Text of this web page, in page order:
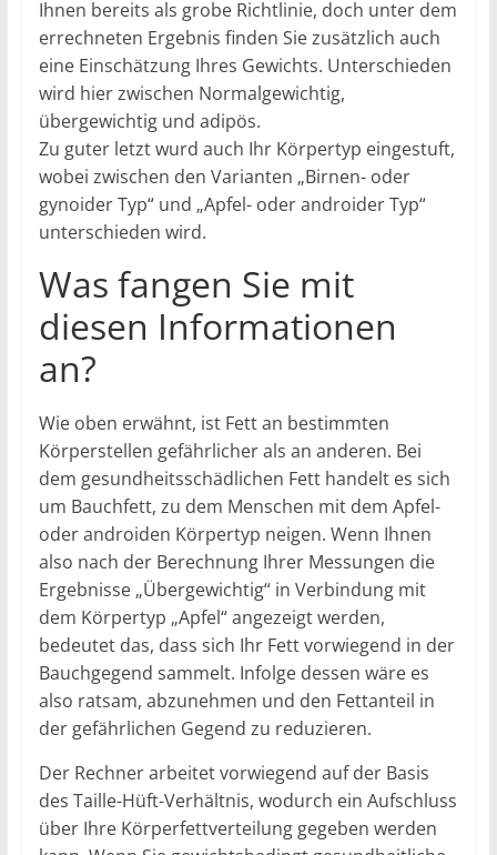
Ihnen bereits als grobe Richtlinie, doch unter dem
errechneten Ergebnis finden Sie zusätzlich auch
eine Einschätzung Ihres Gewichts. Unterschieden
wird hier zwischen Normalgewichtig,
übergewichtig und adipös.
Zu guter letzt wurd auch Ihr Körpertyp eingestuft,
wobei zwischen den Varianten „Birnen- oder
gynoider Typ“ und „Apfel- oder androider Typ“
unterschieden wird.
Was fangen Sie mit
diesen Informationen
an?
Wie oben erwähnt, ist Fett an bestimmten
Körperstellen gefährlicher als an anderen. Bei
dem gesundheitsschädlichen Fett handelt es sich
um Bauchfett, zu dem Menschen mit dem Apfel-
oder androiden Körpertyp neigen. Wenn Ihnen
also nach der Berechnung Ihrer Messungen die
Ergebnisse „Übergewichtig“ in Verbindung mit
dem Körpertyp „Apfel“ angezeigt werden,
bedeutet das, dass sich Ihr Fett vorwiegend in der
Bauchgegend sammelt. Infolge dessen wäre es
also ratsam, abzunehmen und den Fettanteil in
der gefährlichen Gegend zu reduzieren.
Der Rechner arbeitet vorwiegend auf der Basis
des Taille-Hüft-Verhältnis, wodurch ein Aufschluss
über Ihre Körperfettverteilung gegeben werden